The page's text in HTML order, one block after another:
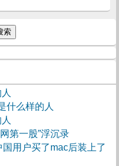
什么样的人
第一股”浮沉录
用户买了mac后装上了